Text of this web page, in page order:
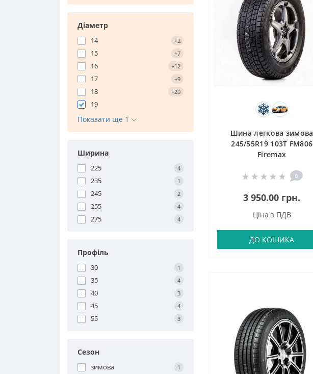
Діаметр
14 +2
15 +7
16 +12
17 +9
18 +20
19
Показати ще 1
Ширина
225 4
235 1
245 2
255 4
275 4
Профіль
30 1
35 4
40 3
45 4
55 3
Сезон
зимова 1
Шина легкова зимова
245/55R19 103T FM806
Firemax
0
3 950.00 грн.
Ціна з ПДВ
ДО КОШИКА